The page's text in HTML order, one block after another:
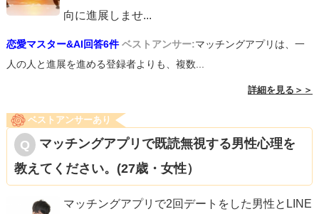
向に進展しませ...
恋愛マスター&AI回答6件 ベストアンサー:マッチングアプリは、一
人の人と進展を進める登録者よりも、複数...
詳細を見る＞＞
ベストアンサーあり
マッチングアプリで既読無視する男性心理を
教えてください。(27歳・女性）
マッチングアプリで2回デートをした男性とLINE